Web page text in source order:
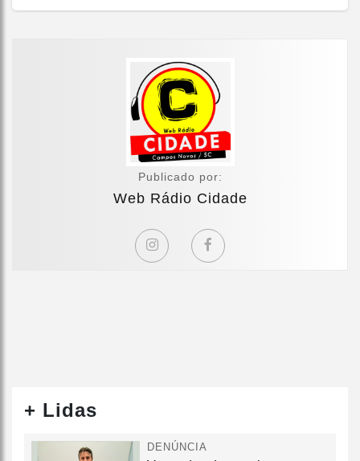
Publicado por:
Web Rádio Cidade
+ Lidas
DENÚNCIA